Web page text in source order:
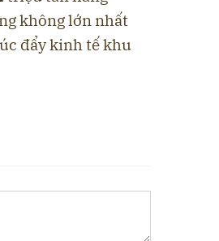
không lớn nhất
đẩy kinh tế khu